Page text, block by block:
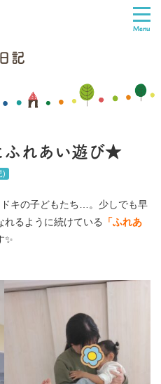
記
れあい遊び★
)
キの子どもたち…。少しでも早
れるように続けている
「ふれあ
✨